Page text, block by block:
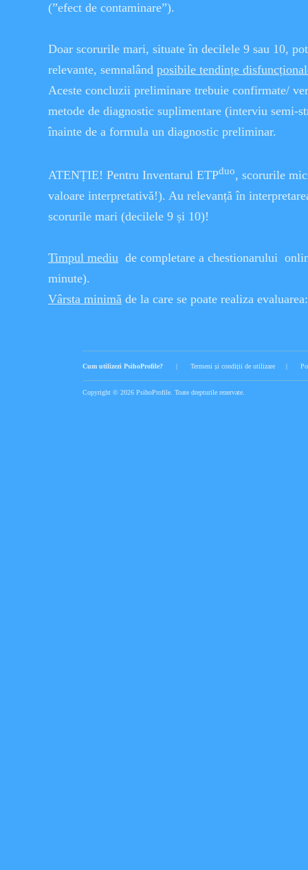
(”efect de contaminare”).
Doar scorurile mari, situate în decilele 9 sau 10,
relevante, semnalând posibile tendințe
Aceste concluzii preliminare trebuie confirmate/
metode de diagnostic suplimentare (interviu semi-
înainte de a formula un diagnostic preliminar.
ATENȚIE! Pentru Inventarul ETPduo, scorurile
valoare interpretativă!). Au relevanță în
scorurile mari (decilele 9 și 10)!
Timpul mediu de completare a chestionarului
minute).
Vârsta minimă de la care se poate realiza
Cum utilizezi PsihoProfile? | Termeni și condiții de utilizare |
Copyright © 2026 PsihoProfile. Toate drepturile rezervate.